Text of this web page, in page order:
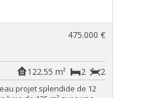
475.000 €
2
2
122.55 m²
projet splendide de 12